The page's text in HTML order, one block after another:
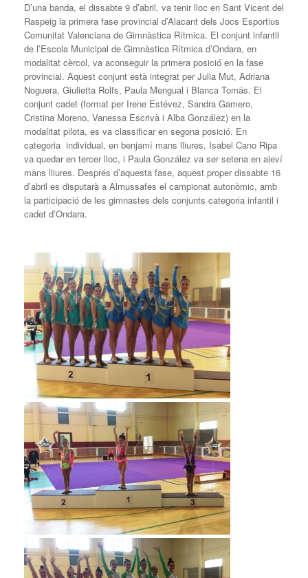
D’una banda, el dissabte 9 d’abril, va tenir lloc en Sant Vicent del
Raspeig la primera fase provincial d’Alacant dels Jocs Esportius
Comunitat Valenciana de Gimnàstica Rítmica. El conjunt infantil
de l’Escola Municipal de Gimnàstica Rítmica d’Ondara, en
modalitat cèrcol, va aconseguir la primera posició en la fase
provincial. Aquest conjunt està integrat per Julia Mut, Adriana
Noguera, Giulietta Rolfs, Paula Mengual i Blanca Tomás. El
conjunt cadet (format per Irene Estévez, Sandra Gamero,
Cristina Moreno, Vanessa Escrivà i Alba González) en la
modalitat pilota, es va classificar en segona posició. En
categoria individual, en benjamí mans lliures, Isabel Cano Ripa
va quedar en tercer lloc, i Paula González va ser setena en aleví
mans lliures. Després d’aquesta fase, aquest proper dissabte 16
d’abril es disputarà a Almussafes el campionat autonòmic, amb
la participació de les gimnastes dels conjunts categoria infantil i
cadet d’Ondara.